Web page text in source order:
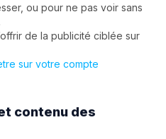
ou pour ne pas voir sans
de la publicité ciblée sur
sur votre compte
contenu des